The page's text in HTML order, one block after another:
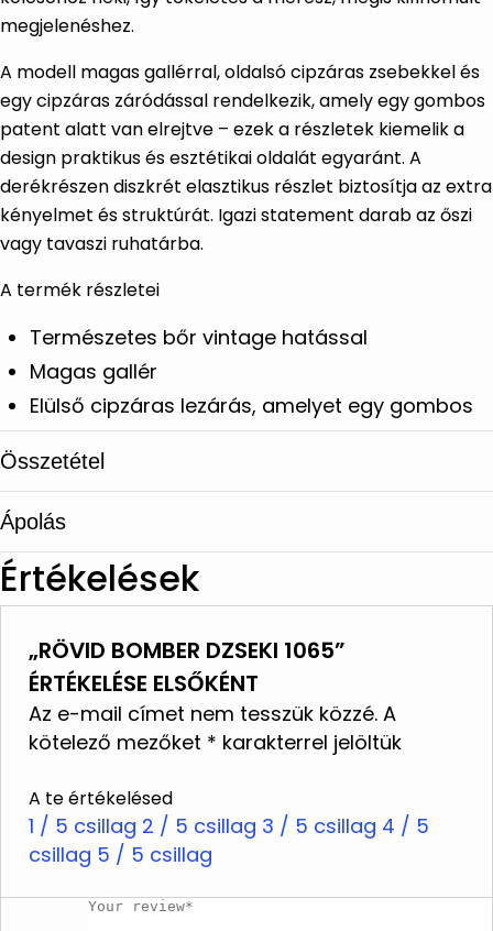
megjelenéshez.
A modell magas gallérral, oldalsó cipzáras zsebekkel és
egy cipzáras záródással rendelkezik, amely egy gombos
patent alatt van elrejtve – ezek a részletek kiemelik a
design praktikus és esztétikai oldalát egyaránt. A
derékrészen diszkrét elasztikus részlet biztosítja az extra
kényelmet és struktúrát. Igazi statement darab az őszi
vagy tavaszi ruhatárba.
A termék részletei
Természetes bőr vintage hatással
Magas gallér
Elülső cipzáras lezárás, amelyet egy gombos
patent rejt el
2 cipzáras oldalzseb
Modern bomber szabás
Hossz: 51 cm
Modellünk 175 cm magas és 36-os méretet
visel.
Összetétel
100% báránybőr
Ápolás
Speciális bőr- és szőrmetisztító
Ne mossa
Ne használjon fehérítőt
Ne vasalja
Ne szárítsa szárítógépben
Ne facsarja ki
Értékelések
„RÖVID BOMBER DZSEKI 1065”
ÉRTÉKELÉSE ELSŐKÉNT
Az e-mail címet nem tesszük közzé. A
kötelező mezőket * karakterrel jelöltük
A te értékelésed
1 / 5 csillag 2 / 5 csillag 3 / 5 csillag 4 / 5
csillag 5 / 5 csillag